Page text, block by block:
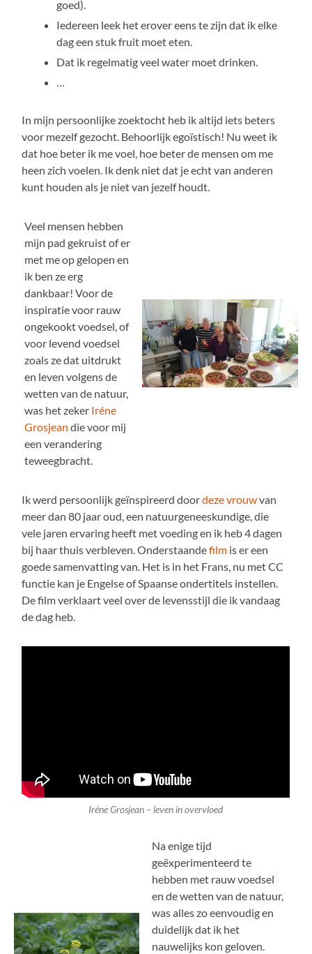
goed).
Iedereen leek het erover eens te zijn dat ik elke
dag een stuk fruit moet eten.
Dat ik regelmatig veel water moet drinken.
…
In mijn persoonlijke zoektocht heb ik altijd iets beters
voor mezelf gezocht. Behoorlijk egoïstisch! Nu weet ik
dat hoe beter ik me voel, hoe beter de mensen om me
heen zich voelen. Ik denk niet dat je echt van anderen
kunt houden als je niet van jezelf houdt.
Veel mensen hebben
mijn pad gekruist of er
met me op gelopen en
ik ben ze erg
dankbaar! Voor de
inspiratie voor rauw
ongekookt voedsel, of
voor levend voedsel
zoals ze dat uitdrukt
en leven volgens de
wetten van de natuur,
was het zekerIréne
Grosjean die voor mij
een verandering
teweegbracht.
Ik werd persoonlijk geïnspireerd doordeze vrouwvan
meer dan 80 jaar oud, een natuurgeneeskundige, die
vele jaren ervaring heeft met voeding en ik heb 4 dagen
bij haar thuis verbleven. Onderstaandefilm is er een
goede samenvatting van. Het is in het Frans, nu met CC
functie kan je Engelse of Spaanse ondertitels instellen.
De film verklaart veel over de levensstijl die ik vandaag
de dag heb.
Iréne Grosjean – leven in overvloed
Na enige tijd
geëxperimenteerd te
hebben met rauw voedsel
en de wetten van de natuur,
was alles zo eenvoudig en
duidelijk dat ik het
nauwelijks kon geloven.